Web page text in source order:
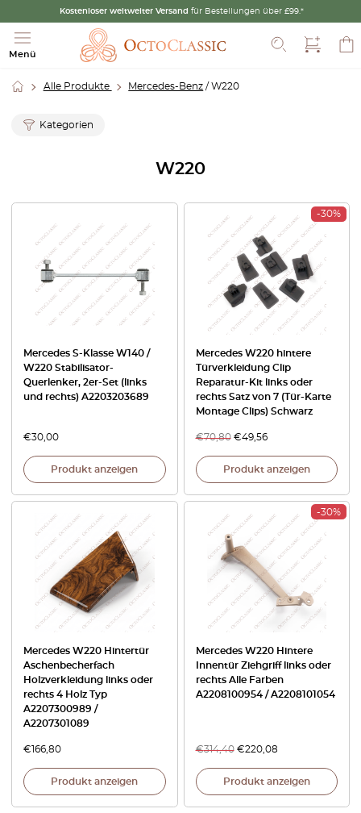
Kostenloser weltweiter Versand für Bestellungen über £99.*
Menü
Alle Produkte Mercedes-Benz / W220
Kategorien
W220
Mercedes S-Klasse W140 /
W220 Stabilisator-
Querlenker, 2er-Set (links
und rechts) A2203203689
€30,00
Produkt anzeigen
-30%
Mercedes W220 hintere
Türverkleidung Clip
Reparatur-Kit links oder
rechts Satz von 7 (Tür-Karte
Montage Clips) Schwarz
€70,80 €49,56
Produkt anzeigen
Mercedes W220 Hintertür
Aschenbecherfach
Holzverkleidung links oder
rechts 4 Holz Typ
A2207300989 /
A2207301089
€166,80
Produkt anzeigen
-30%
Mercedes W220 Hintere
Innentür Ziehgriff links oder
rechts Alle Farben
A2208100954 / A2208101054
€314,40 €220,08
Produkt anzeigen